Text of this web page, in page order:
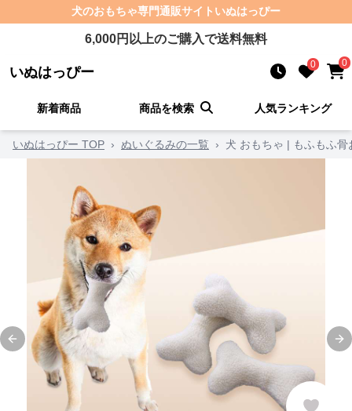
犬のおもちゃ専門通販サイト いぬはっぴー
6,000円以上のご購入で送料無料
いぬはっぴー 0 0
新着商品 商品を検索 人気ランキング
いぬはっぴー TOP › ぬいぐるみの一覧 › 犬 おもちゃ | もふもふ骨
Previous slide